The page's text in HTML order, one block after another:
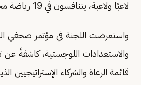
لاعبًا ولاعبة، يتنافسون في 19 رياضة مختلفة.
واستعرضت اللجنة في مؤتمر صحفي
والاستعدادات اللوجستية، كاشفةً عن
قائمة الرعاة والشركاء